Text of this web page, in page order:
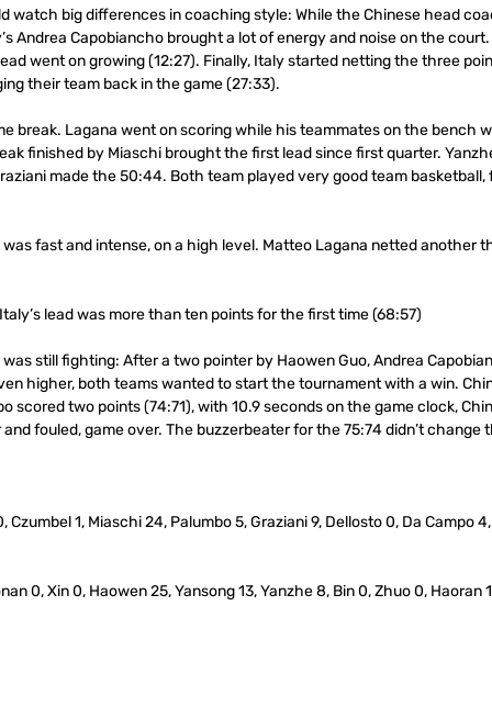
watch big differences in coaching style: While the Chinese head
Andrea Capobiancho brought a lot of energy and noise on the
went on growing (12:27). Finally, Italy started netting the three
their team back in the game (27:33).
break. Lagana went on scoring while his teammates on the bench
finished by Miaschi brought the first lead since first quarter.
made the 50:44. Both team played very good team
fast and intense, on a high level. Matteo Lagana netted another
lead was more than ten points for the first time (68:57)
was still fighting: After a two pointer by Haowen Guo, Andrea
higher, both teams wanted to start the tournament with a win.
scored two points (74:71), with 10.9 seconds on the game clock,
fouled, game over. The buzzerbeater for the 75:74 didn’t
Czumbel 1, Miaschi 24, Palumbo 5, Graziani 9, Dellosto 0, Da Campo
0, Xin 0, Haowen 25, Yansong 13, Yanzhe 8, Bin 0, Zhuo 0, Haoran